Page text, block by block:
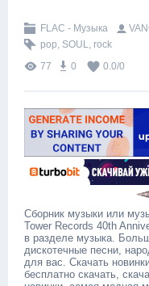
FLAC - Музыка
pop, SOUL, rock
77
0 0.0/0
Сборник музыки или
Tower Records 40th
в разделе музыка.
дискотечные песни,
для вас. Скачать
бесплатно скачать,